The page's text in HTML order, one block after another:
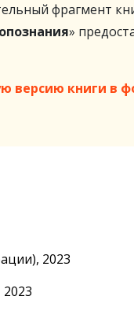
фрагмент
»
версию книги в
2023